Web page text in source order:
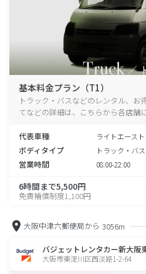
基本料金プラン（T1）
トラック・バスなどのレンタル、お
てなどの詳細は、こちらから各店舗
代表車種 ライトエース
ボディタイプ トラック・バ
営業時間 08:00-22:00
6時間まで5,500円
免責補償制度1,100円
大阪中津六郵便局から 3056m
バジェットレンタカー新大阪
大阪市東淀川区西淡路1-2-64